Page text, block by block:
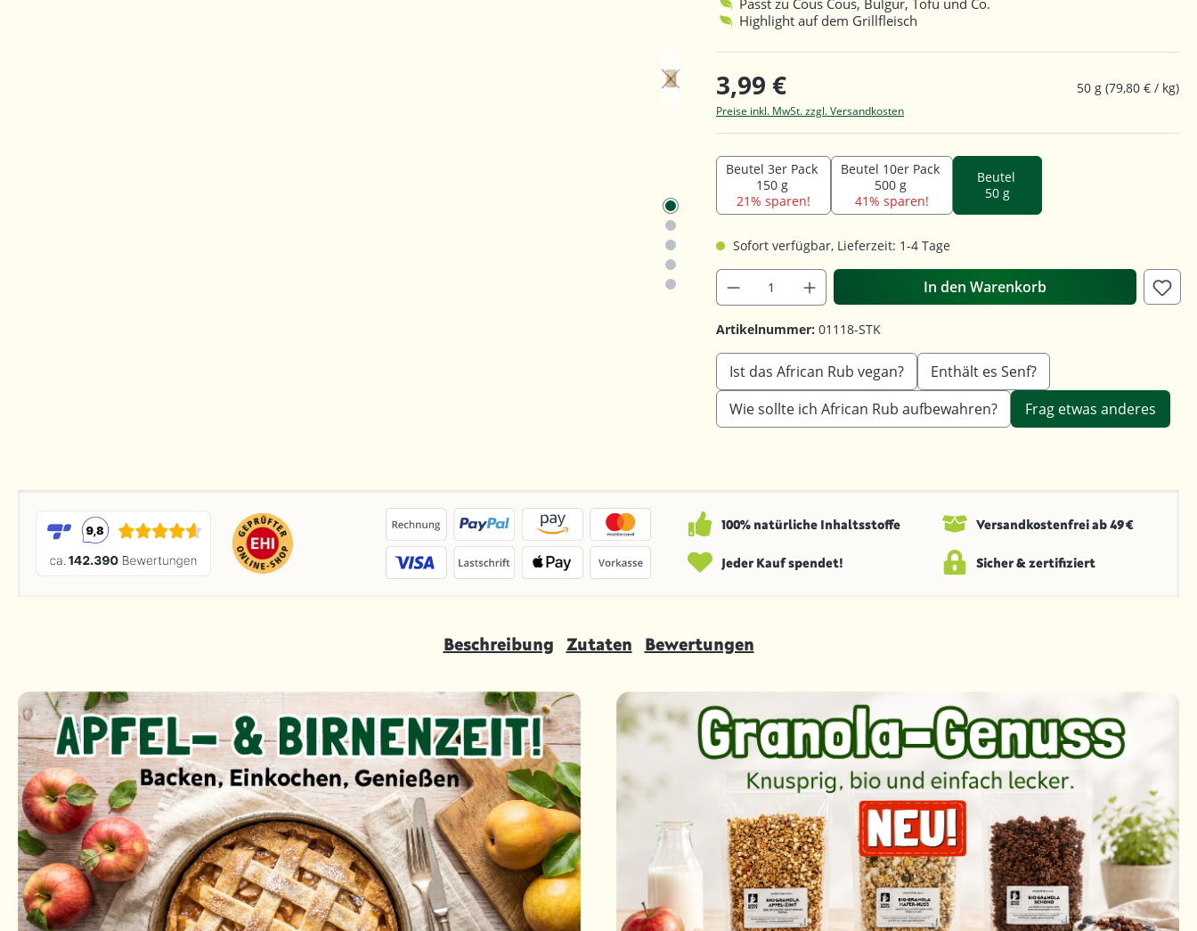
Highlight auf dem Grillfleisch
3,99 € 50 g (79,80 € / kg)
Preise inkl. MwSt. zzgl. Versandkosten
Beutel 3er Pack
150 g
21% sparen!
Beutel 10er Pack
500 g
41% sparen!
Beutel
50 g
Sofort verfügbar, Lieferzeit: 1-4 Tage
In den Warenkorb
Artikelnummer: 01118-STK
Ist das African Rub vegan?
Enthält es Senf?
Wie sollte ich African Rub aufbewahren?
Frag etwas anderes
100% natürliche Inhaltsstoffe Versandkosten­frei ab 49 €
Jeder Kauf spendet! Sicher & zertifiziert
Beschreibung Zutaten Bewertungen